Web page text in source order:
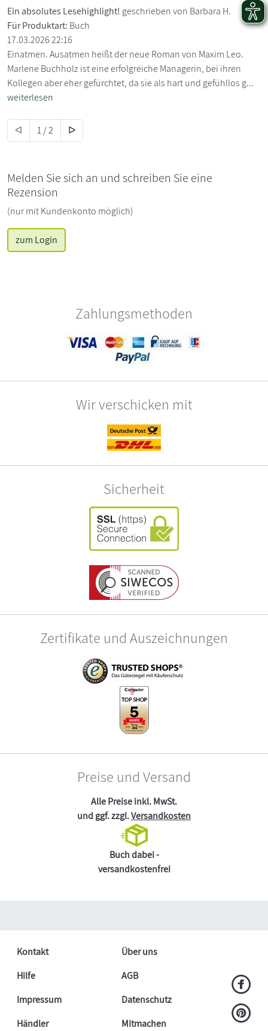
Ein absolutes Lesehighlight! geschrieben von Barbara H.
Für Produktart: Buch
17.03.2026 22:16
Einatmen. Ausatmen heißt der neue Roman von Maxim Leo.
Marlene Buchholz ist eine erfolgreiche Managerin, bei ihren
Kollegen aber eher gefürchtet, da sie als hart und gefühllos g...
weiterlesen
ᐊ 1 / 2 ᐅ
Melden Sie sich an und schreiben Sie eine
Rezension
(nur mit Kundenkonto möglich)
zum Login
Zahlungsmethoden
Wir verschicken mit
Sicherheit
Zertifikate und Auszeichnungen
Preise und Versand
Alle Preise inkl. MwSt.
und ggf. zzgl.Versandkosten
Buch dabei -
versandkostenfrei
Kontakt
Über uns
Hilfe
AGB
Impressum
Datenschutz
Händler
Mitmachen